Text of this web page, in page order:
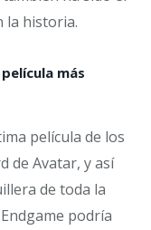
la historia.
más
película de los
de Avatar, y así
de toda la
podría